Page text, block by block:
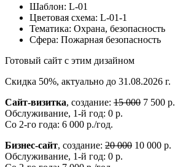
Шаблон: L-01
Цветовая схема: L-01-1
Тематика: Охрана, безопасность
Сфера: Пожарная безопасность
Готовый сайт с этим дизайном
Скидка 50%, актуально до 31.08.2026 г.
Сайт-визитка, создание: 15 000 7 500 р.
Обслуживание, 1-й год: 0 р.
Со 2-го года: 6 000 р./год.
Бизнес-сайт, создание: 20 000 10 000 р.
Обслуживание, 1-й год: 0 р.